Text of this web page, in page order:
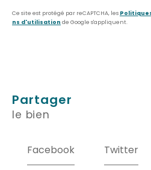
Ce site est protégé par reCAPTCHA, les
ns d'utilisation de Google s'appliquent.
partager
le bien
Facebook Twitter